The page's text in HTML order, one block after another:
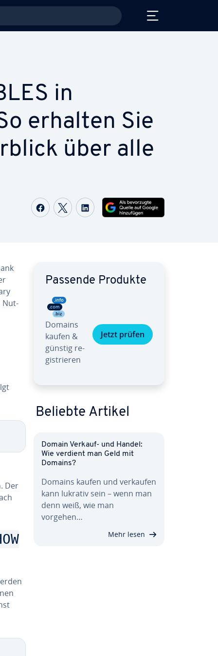
in
erhalten Sie
über alle
Auf Facebook teilen
Auf Twitter teilen
Auf LinkedIn teilen
Nut­
Der
Passende Produkte
Domains
kaufen &
günstig re­
gis­trie­ren
Jetzt prüfen
Beliebte Artikel
Domain Verkauf- und Handel:
Wie verdient man Geld mit
Domains?
Domains kaufen und verkaufen
kann lukrativ sein – wenn man
denn weiß, wie man
vorgehen…
Mehr lesen